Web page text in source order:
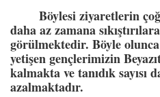
Böylesi ziyaretlerin
daha az zamana
görülmektedir. Böyle
yetişen gençlerimizin
kalmakta ve tanıdık sayısı
azalmaktadır.